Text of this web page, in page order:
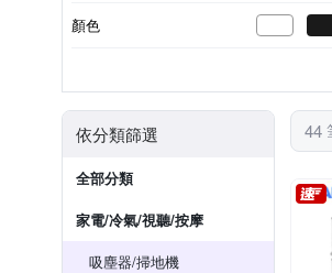
顏色
依分類篩選
全部分類
家電/冷氣/視聽/按摩
吸塵器/掃地機
44